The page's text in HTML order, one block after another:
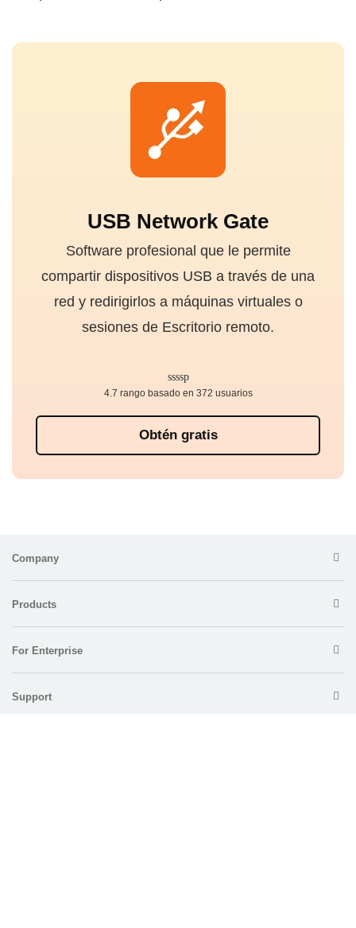
USB Network Gate
Software profesional que le permite
compartir dispositivos USB a través de una
red y redirigirlos a máquinas virtuales o
sesiones de Escritorio remoto.
Obtén gratis
4.7 rango basado en 372 usuarios
Company
Products
For Enterprise
Support